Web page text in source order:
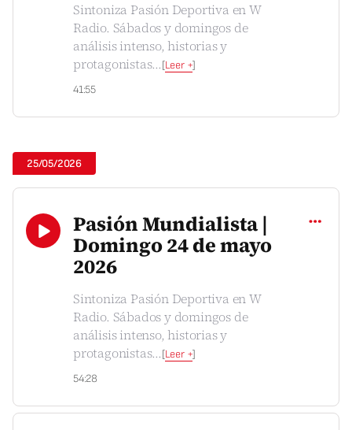
Sintoniza Pasión Deportiva en W
Radio. Sábados y domingos de
análisis intenso, historias y
protagonistas...[Leer +]
41:55
25/05/2026
Pasión Mundialista |
Domingo 24 de mayo
2026
Sintoniza Pasión Deportiva en W
Radio. Sábados y domingos de
análisis intenso, historias y
protagonistas...[Leer +]
54:28